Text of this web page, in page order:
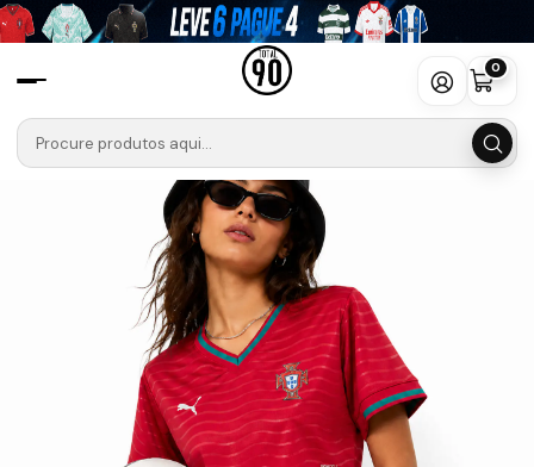
0
Início Seleções PORTUGAL🟢🔴
Portugal 2025
Camisola Principal Portugal 2026 - Croptop Feminino